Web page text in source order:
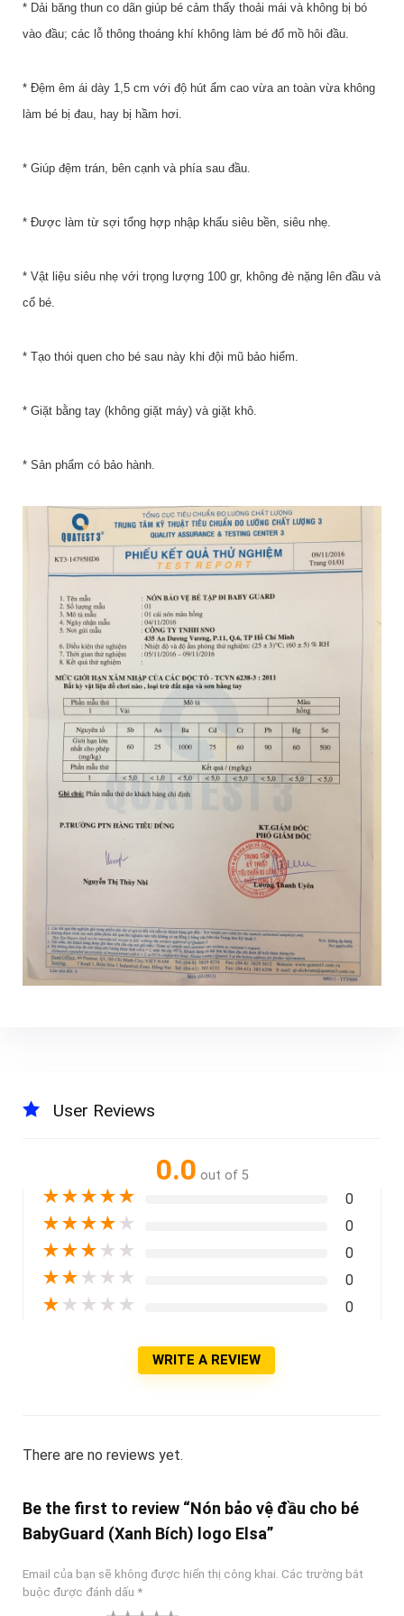
* Dải băng thun co dãn giúp bé cảm thấy thoải mái và không bị bó
vào đầu; các lỗ thông thoáng khí không làm bé đổ mồ hôi đầu.
* Đệm êm ái dày 1,5 cm với độ hút ẩm cao vừa an toàn vừa không
làm bé bị đau, hay bị hầm hơi.
* Giúp đệm trán, bên cạnh và phía sau đầu.
* Được làm từ sợi tổng hợp nhập khẩu siêu bền, siêu nhẹ.
* Vật liệu siêu nhẹ với trọng lượng 100 gr, không đè nặng lên đầu và
cổ bé.
* Tạo thói quen cho bé sau này khi đội mũ bảo hiểm.
* Giặt bằng tay (không giặt máy) và giặt khô.
* Sản phẩm có bảo hành.
User Reviews
0.0 out of 5
★★★★★ 0
★★★★ ★ 0
★★★ ★ ★ 0
★★ ★ ★ ★ 0
★ ★ ★ ★ ★ 0
WRITE A REVIEW
There are no reviews yet.
Be the first to review “Nón bảo vệ đầu cho bé
BabyGuard (Xanh Bích) logo Elsa”
Email của bạn sẽ không được hiển thị công khai. Các trường bắt
buộc được đánh dấu *